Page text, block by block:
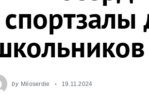
by Miloserdie 19.11.2024